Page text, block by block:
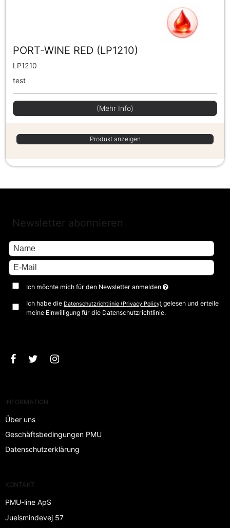
PORT-WINE RED (LP1210)
LP1210
test
(Mehr Info)
Produkt anzeigen
Newsletter abonnieren
Ich möchte mich für den Newsletter anmelden
Ich habe die Datenschutzrichtlinie (Privacy Policy) gelesen und erteile
meine Einwilligung für die Datenschutzrichtlinie.
INFORMATION
Über uns
Geschäftsbedingungen PMU
Datenschutzerklärung
KONTAKT
PMU-line ApS
Juelsmindevej 57